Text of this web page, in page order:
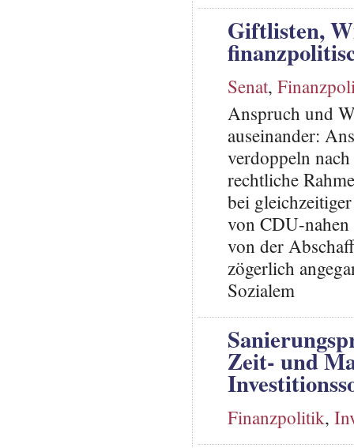
Giftlisten,
Senat,
Anspruch und
auseinander:
verdoppeln
rechtliche
bei
von CDU-nahen
von der
zögerlich
Sozialem
Zeit- und
Finanzpolitik,